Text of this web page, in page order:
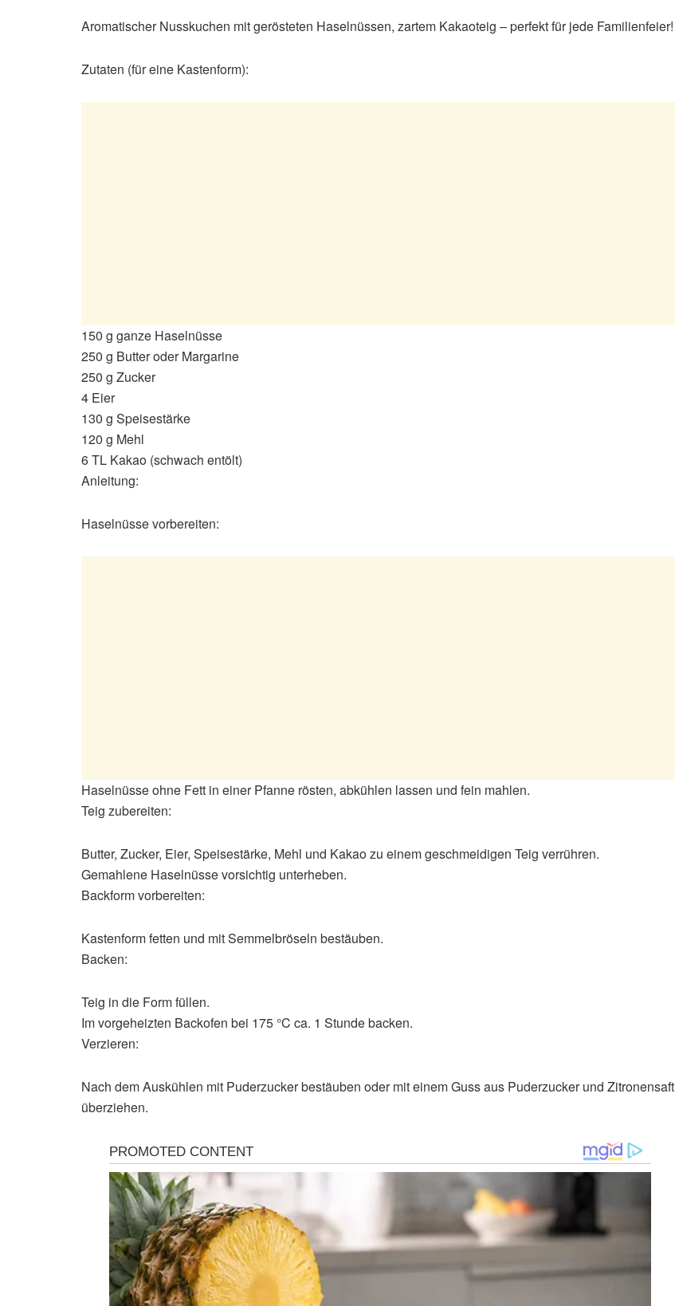
Aromatischer Nusskuchen mit gerösteten Haselnüssen, zartem Kakaoteig – perfekt für jede Familienfeier!
Zutaten (für eine Kastenform):
150 g ganze Haselnüsse
250 g Butter oder Margarine
250 g Zucker
4 Eier
130 g Speisestärke
120 g Mehl
6 TL Kakao (schwach entölt)
Anleitung:
Haselnüsse vorbereiten:
Haselnüsse ohne Fett in einer Pfanne rösten, abkühlen lassen und fein mahlen.
Teig zubereiten:
Butter, Zucker, Eier, Speisestärke, Mehl und Kakao zu einem geschmeidigen Teig verrühren.
Gemahlene Haselnüsse vorsichtig unterheben.
Backform vorbereiten:
Kastenform fetten und mit Semmelbröseln bestäuben.
Backen:
Teig in die Form füllen.
Im vorgeheizten Backofen bei 175 °C ca. 1 Stunde backen.
Verzieren:
Nach dem Auskühlen mit Puderzucker bestäuben oder mit einem Guss aus Puderzucker und Zitronensaft
überziehen.